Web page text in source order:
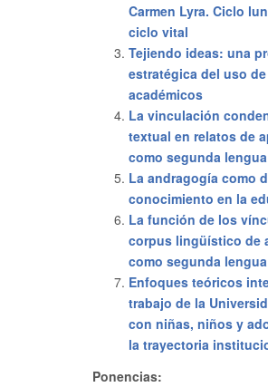
Carmen Lyra. Ciclo
ciclo vital
Tejiendo ideas: una
estratégica del uso
académicos
La vinculación
textual en relatos de
como segunda lengua
La andragogía como
conocimiento en la
La función de los
corpus lingüístico de
como segunda lengua
Enfoques teóricos
trabajo de la
con niñas, niños y
la trayectoria
Ponencias: